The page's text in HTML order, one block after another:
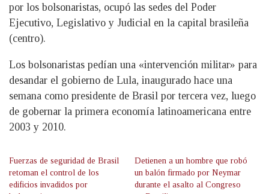
por los bolsonaristas, ocupó las sedes del Poder
Ejecutivo, Legislativo y Judicial en la capital brasileña
(centro).
Los bolsonaristas pedían una «intervención militar» para
desandar el gobierno de Lula, inaugurado hace una
semana como presidente de Brasil por tercera vez, luego
de gobernar la primera economía latinoamericana entre
2003 y 2010.
Fuerzas de seguridad de Brasil
retoman el control de los
edificios invadidos por
Detienen a un hombre que robó
un balón firmado por Neymar
durante el asalto al Congreso